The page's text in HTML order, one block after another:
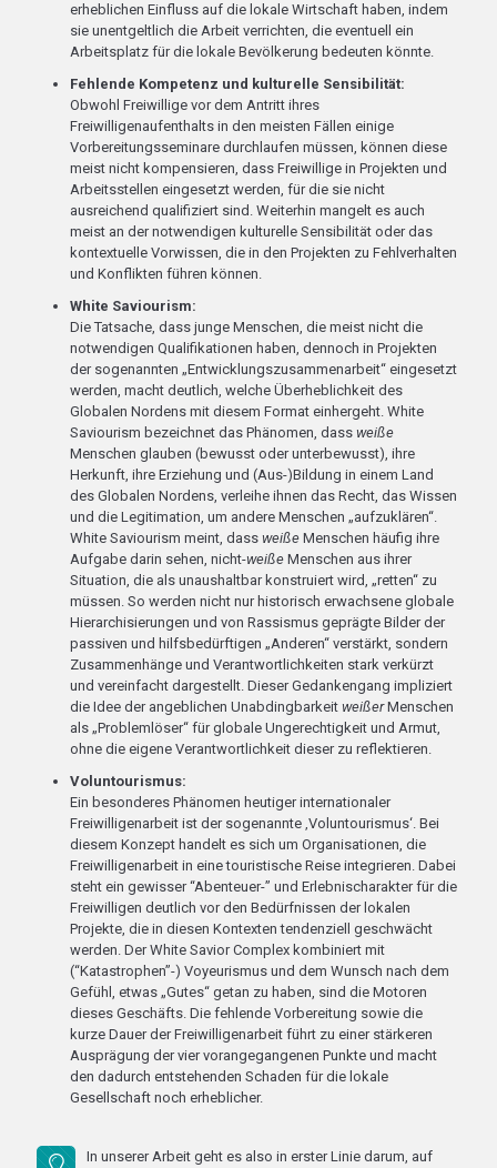
erheblichen Einfluss auf die lokale Wirtschaft haben, indem
sie unentgeltlich die Arbeit verrichten, die eventuell ein
Arbeitsplatz für die lokale Bevölkerung bedeuten könnte.
Fehlende Kompetenz und kulturelle Sensibilität:
Obwohl Freiwillige vor dem Antritt ihres
Freiwilligenaufenthalts in den meisten Fällen einige
Vorbereitungsseminare durchlaufen müssen, können diese
meist nicht kompensieren, dass Freiwillige in Projekten und
Arbeitsstellen eingesetzt werden, für die sie nicht
ausreichend qualifiziert sind. Weiterhin mangelt es auch
meist an der notwendigen kulturelle Sensibilität oder das
kontextuelle Vorwissen, die in den Projekten zu Fehlverhalten
und Konflikten führen können.
White Saviourism:
Die Tatsache, dass junge Menschen, die meist nicht die
notwendigen Qualifikationen haben, dennoch in Projekten
der sogenannten „Entwicklungszusammenarbeit“ eingesetzt
werden, macht deutlich, welche Überheblichkeit des
Globalen Nordens mit diesem Format einhergeht. White
Saviourism bezeichnet das Phänomen, dass weiße
Menschen glauben (bewusst oder unterbewusst), ihre
Herkunft, ihre Erziehung und (Aus-)Bildung in einem Land
des Globalen Nordens, verleihe ihnen das Recht, das Wissen
und die Legitimation, um andere Menschen „aufzuklären“.
White Saviourism meint, dass weiße Menschen häufig ihre
Aufgabe darin sehen, nicht-weiße Menschen aus ihrer
Situation, die als unaushaltbar konstruiert wird, „retten“ zu
müssen. So werden nicht nur historisch erwachsene globale
Hierarchisierungen und von Rassismus geprägte Bilder der
passiven und hilfsbedürftigen „Anderen“ verstärkt, sondern
Zusammenhänge und Verantwortlichkeiten stark verkürzt
und vereinfacht dargestellt. Dieser Gedankengang impliziert
die Idee der angeblichen Unabdingbarkeit weißerMenschen
als „Problemlöser“ für globale Ungerechtigkeit und Armut,
ohne die eigene Verantwortlichkeit dieser zu reflektieren.
Voluntourismus:
Ein besonderes Phänomen heutiger internationaler
Freiwilligenarbeit ist der sogenannte ‚Voluntourismus‘. Bei
diesem Konzept handelt es sich um Organisationen, die
Freiwilligenarbeit in eine touristische Reise integrieren. Dabei
steht ein gewisser “Abenteuer-” und Erlebnischarakter für die
Freiwilligen deutlich vor den Bedürfnissen der lokalen
Projekte, die in diesen Kontexten tendenziell geschwächt
werden. Der White Savior Complex kombiniert mit
(“Katastrophen”-) Voyeurismus und dem Wunsch nach dem
Gefühl, etwas „Gutes“ getan zu haben, sind die Motoren
dieses Geschäfts. Die fehlende Vorbereitung sowie die
kurze Dauer der Freiwilligenarbeit führt zu einer stärkeren
Ausprägung der vier vorangegangenen Punkte und macht
den dadurch entstehenden Schaden für die lokale
Gesellschaft noch erheblicher.
In unserer Arbeit geht es also in erster Linie darum, auf